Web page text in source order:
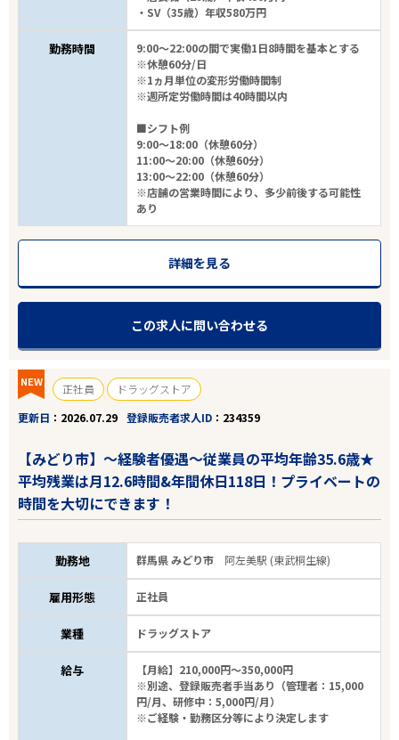
・SV（35歳）年収580万円
勤務時間
9:00～22:00の間で実働1日8時間を基本とする
※休憩60分/日
※1ヵ月単位の変形労働時間制
※週所定労働時間は40時間以内
■シフト例
9:00～18:00（休憩60分）
11:00～20:00（休憩60分）
13:00～22:00（休憩60分）
※店舗の営業時間により、多少前後する可能性
あり
詳細を見る
この求人に問い合わせる
NEW 正社員
ドラッグストア
更新日
2026.07.29 登録販売者求人ID 234359
【みどり市】～経験者優遇～従業員の平均年齢35.6歳★
平均残業は月12.6時間&年間休日118日！プライベートの
時間を大切にできます！
勤務地 群馬県 みどり市 阿左美駅 (東武桐生線)
雇用形態 正社員
業種 ドラッグストア
給与
【月給】210,000円～350,000円
※別途、登録販売者手当あり（管理者：15,000
円/月、研修中：5,000円/月）
※ご経験・勤務区分等により決定します